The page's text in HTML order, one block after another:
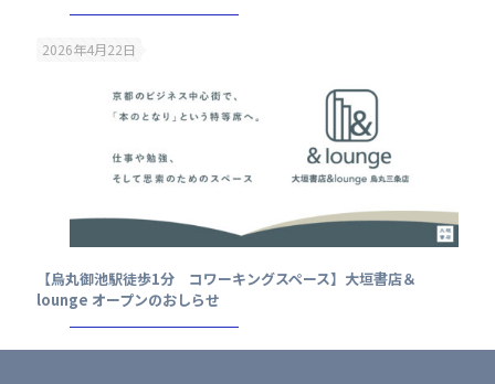
2026年4月22日
【烏丸御池駅徒歩1分 コワーキングスペース】大垣書店＆
lounge オープンのおしらせ